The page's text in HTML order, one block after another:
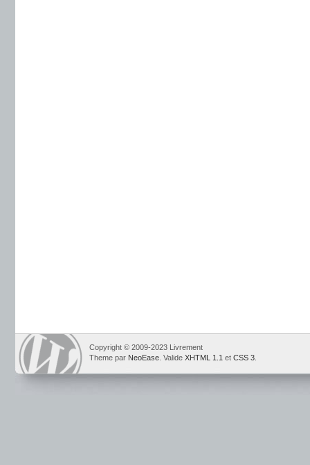
Copyright © 2009-2023 Livrement
Theme par NeoEase . Valide XHTML 1.1 et CSS 3